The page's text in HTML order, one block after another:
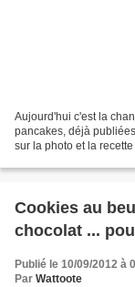
Aujourd'hui c'est la
pancakes, déjà
sur la photo et la
Cookies au
chocolat ...
Publié le 10/09/2012 à
Par Wattoote